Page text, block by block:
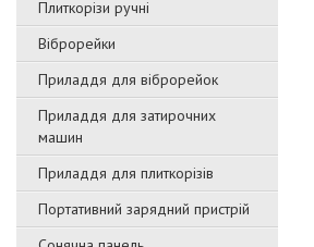
Плиткорізи ручні
Віброрейки
Приладдя для віброрейок
Приладдя для затирочниx
машин
Приладдя для плиткорізів
Портативний зарядний пристрій